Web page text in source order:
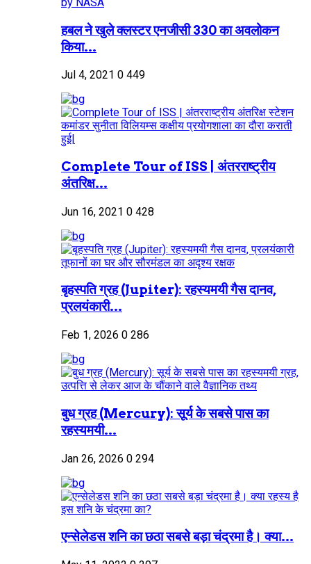
हबल ने खुले क्लस्टर एनजीसी 330 का अवलोकन
किया...
Jul 4, 2021 0 449
Complete Tour of ISS | अंतरराष्ट्रीय
अंतरिक्ष...
Jun 16, 2021 0 428
बृहस्पति ग्रह (Jupiter): रहस्यमयी गैस दानव,
प्रलयंकारी...
Feb 1, 2026 0 286
बुध ग्रह (Mercury): सूर्य के सबसे पास का
रहस्यमयी...
Jan 26, 2026 0 294
एन्सेलेडस शनि का छठा सबसे बड़ा चंद्रमा है। क्या...